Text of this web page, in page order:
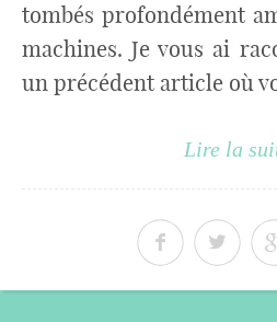
tombés profondément
machines. Je vous ai
un précédent article où
Lire la